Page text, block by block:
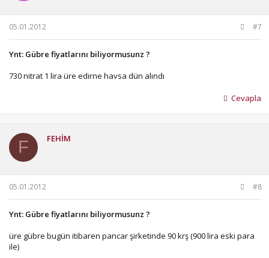
05.01.2012 #7
Ynt: Gübre fiyatlarını biliyormusunz ?
730 nitrat 1 lira üre edirne havsa dün alındı
Cevapla
F FEHİM
05.01.2012 #8
Ynt: Gübre fiyatlarını biliyormusunz ?
üre gübre bugün itibaren pancar şirketinde 90 krş (900 lira eski para
ile)